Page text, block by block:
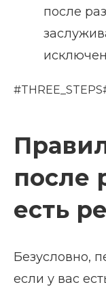
после
после
есть
Безусловно,
если у вас